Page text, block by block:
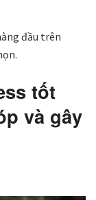
đầu trên
tốt
và gây